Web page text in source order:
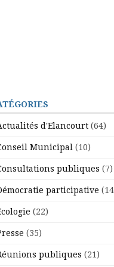
d'Elancourt (64)
Municipal (10)
publiques (7)
participative
(22)
(35)
publiques (21)